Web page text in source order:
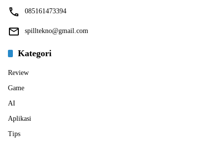
085161473394
spilltekno@gmail.com
Kategori
Review
Game
AI
Aplikasi
Tips